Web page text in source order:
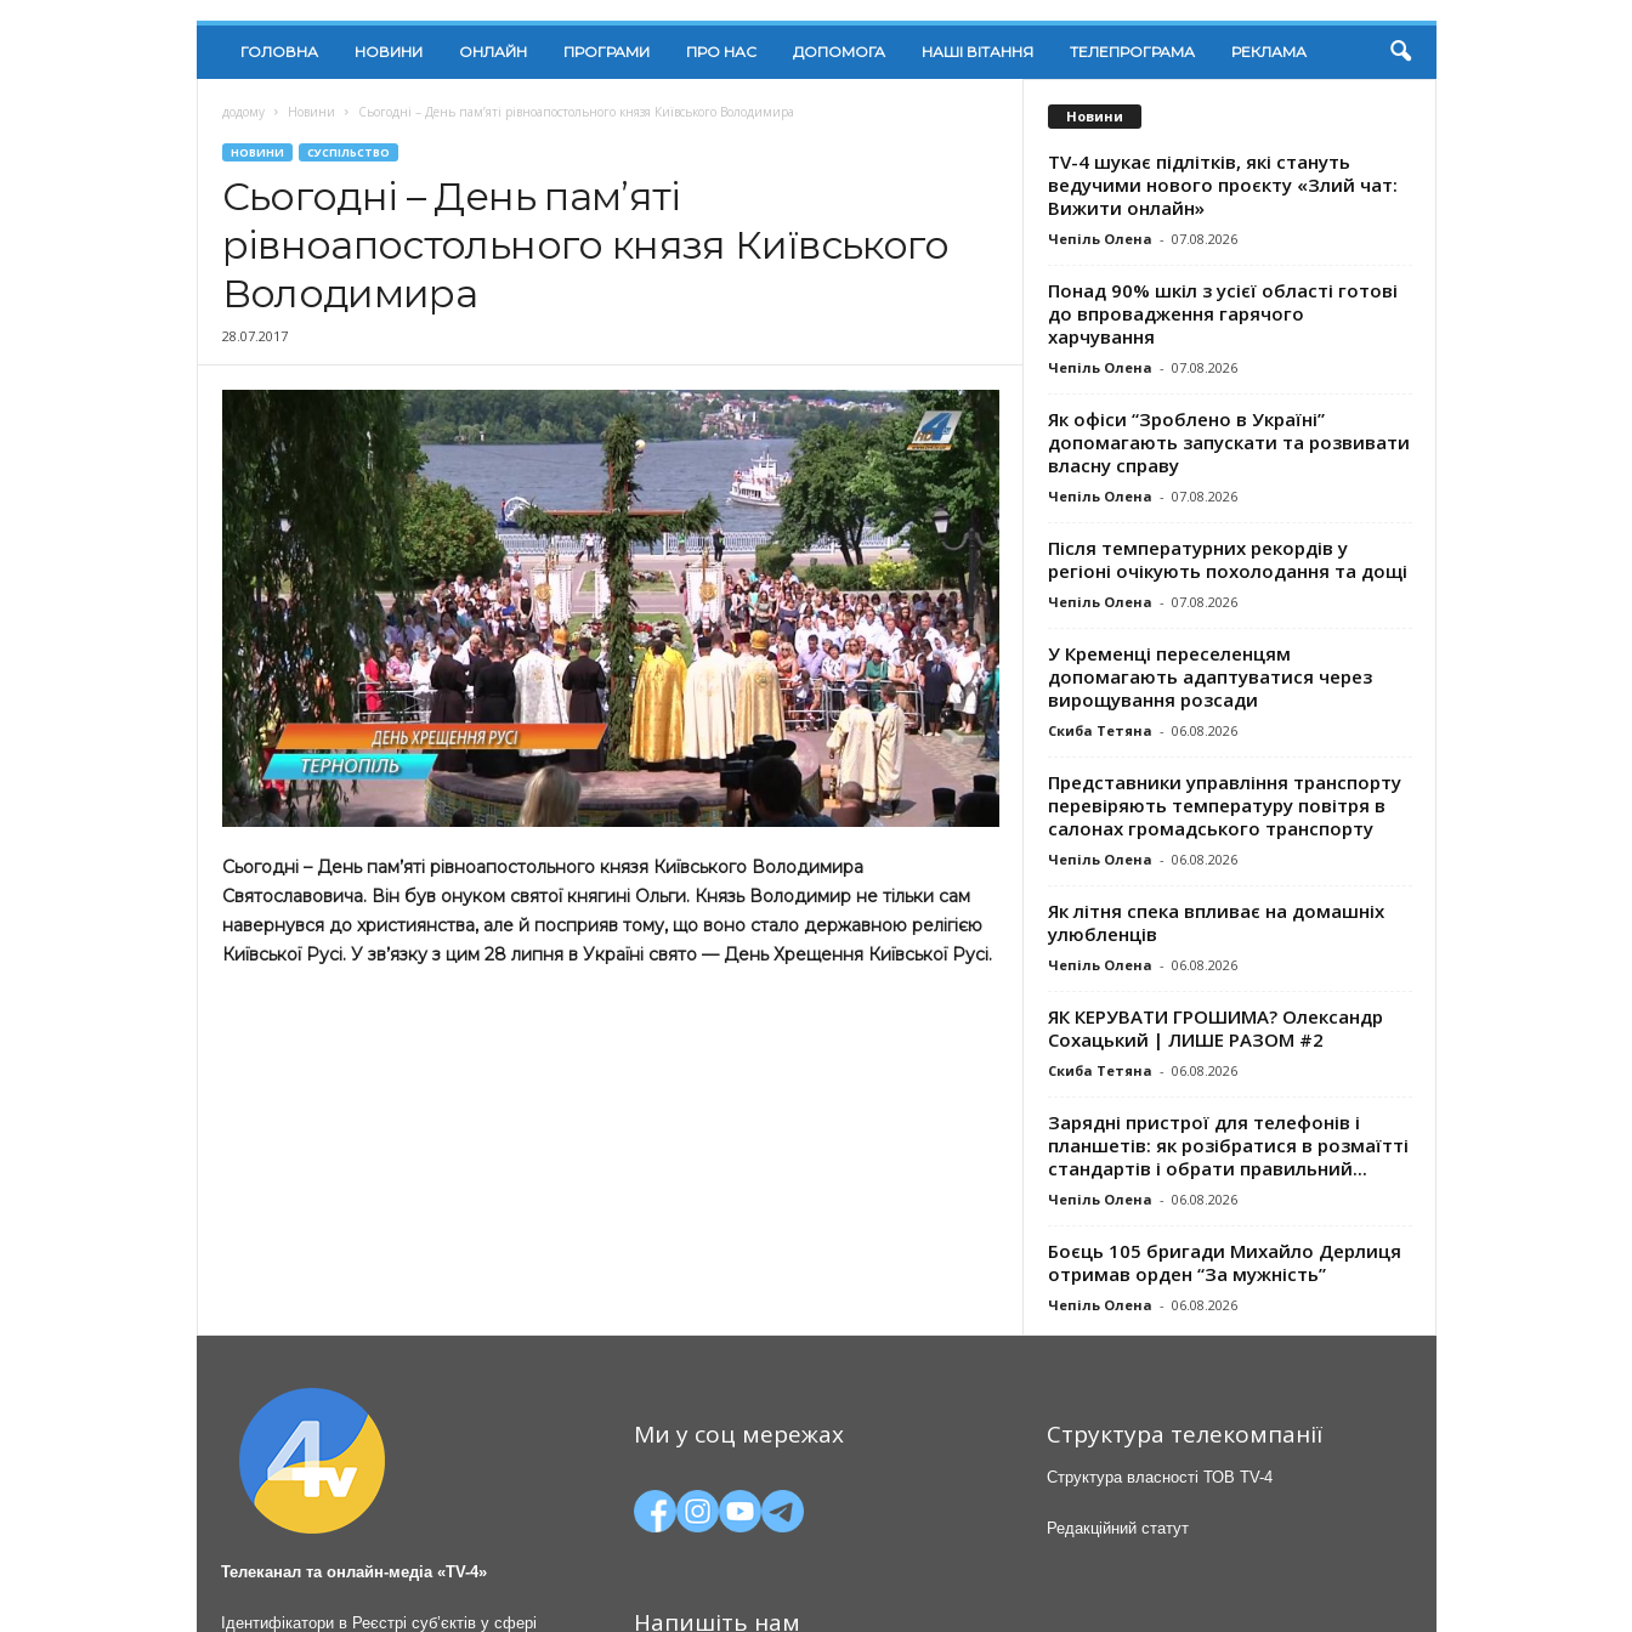
ГОЛОВНА НОВИНИ ОНЛАЙН ПРОГРАМИ ПРО НАС ДОПОМОГА НАШІ ВІТАННЯ ТЕЛЕПРОГРАМА РЕКЛАМА
додому Новини Сьогодні – День пам’яті рівноапостольного князя Київського Володимира
НОВИНИ СУСПІЛЬСТВО
Сьогодні – День пам’яті
рівноапостольного князя Київського
Володимира
28.07.2017
Сьогодні – День пам’яті рівноапостольного князя Київського Володимира
Святославовича. Він був онуком святої княгині Ольги. Князь Володимир не тільки сам
навернувся до християнства, але й посприяв тому, що воно стало державною релігією
Київської Русі. У зв’язку з цим 28 липня в Україні свято — День Хрещення Київської Русі.
Новини
TV-4 шукає підлітків, які стануть
ведучими нового проєкту «Злий чат:
Вижити онлайн»
Чепіль Олена - 07.08.2026
Понад 90% шкіл з усієї області готові
до впровадження гарячого
харчування
Чепіль Олена - 07.08.2026
Як офіси “Зроблено в Україні”
допомагають запускaти та розвивати
власну справу
Чепіль Олена - 07.08.2026
Після температурних рекордів у
регіоні очікують похолодання та дощі
Чепіль Олена - 07.08.2026
У Кременці переселенцям
допомагають адаптуватися через
вирощування розсади
Скиба Тетяна - 06.08.2026
Представники управління транспорту
перевіряють температуру повітря в
салонах громадського транспорту
Чепіль Олена - 06.08.2026
Як літня спека впливає на домашніх
улюбленців
Чепіль Олена - 06.08.2026
ЯК КЕРУВАТИ ГРОШИМА? Олександр
Сохацький | ЛИШЕ РАЗОМ #2
Скиба Тетяна - 06.08.2026
Зарядні пристрої для телефонів і
планшетів: як розібратися в розмаїтті
стандартів і обрати правильний...
Чепіль Олена - 06.08.2026
Боєць 105 бригади Михайло Дерлиця
отримав орден “За мужність”
Чепіль Олена - 06.08.2026
Телеканал та онлайн-медіа «TV-4»
Ідентифікатори в Реєстрі суб’єктів у сфері
Ми у соц мережах
Напишіть нам
Структура телекомпанії
Структура власності ТОВ TV-4
Редакційний статут